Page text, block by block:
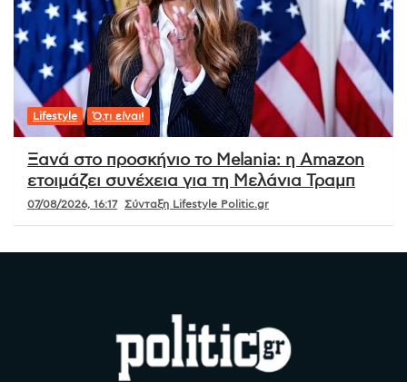
Lifestyle Ό,τι είναι!
Ξανά στο προσκήνιο το Melania: η Amazon
ετοιμάζει συνέχεια για τη Μελάνια Τραμπ
07/08/2026, 16:17 Σύνταξη Lifestyle Politic.gr